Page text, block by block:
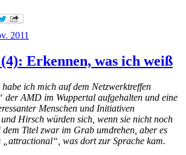
2011
Erkennen, was ich weiß
ich mich auf dem Netzwerktreffen
der AMD im Wuppertal aufgehalten und eine
Menschen und Initiativen
Hirsch würden sich, wenn sie nicht noch
Titel zwar im Grab umdrehen, aber es
„attractional“, was dort zur Sprache kam.